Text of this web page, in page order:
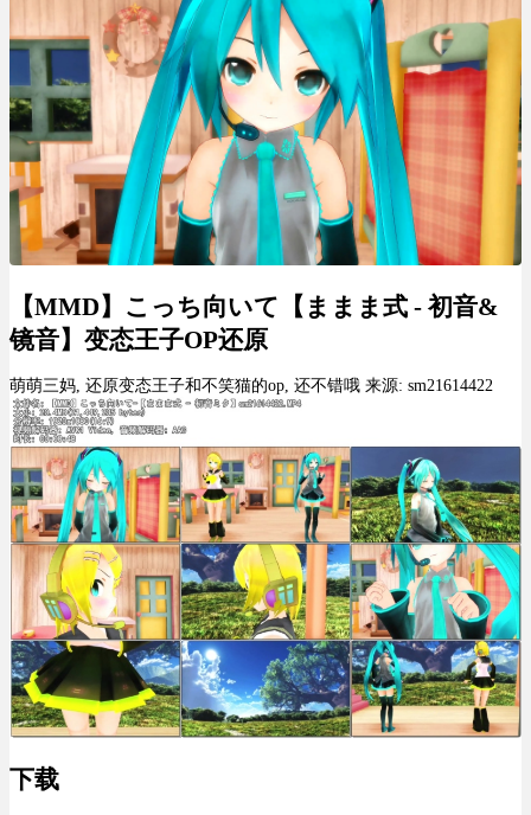
【MMD】こっち向いて【ままま式 - 初音&
镜音】变态王子OP还原
萌萌三妈, 还原变态王子和不笑猫的op, 还不错哦 来源: sm21614422
下载